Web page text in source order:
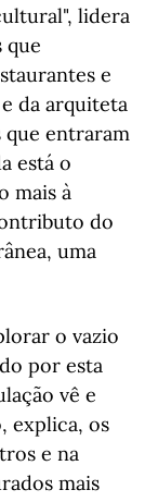
lidera
que
e
da arquiteta
que entraram
está o
mais à
do
uma
o vazio
por esta
vê e
explica, os
e na
mais